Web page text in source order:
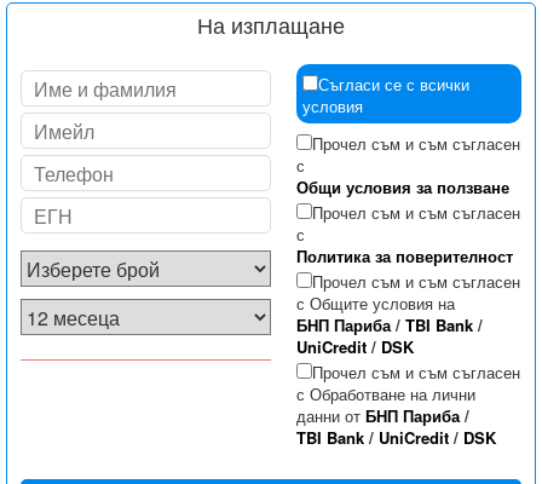
На изплащане
Съгласи се с всички
условия
Прочел съм и съм съгласен
с
Общи условия за ползване
Прочел съм и съм съгласен
с
Политика за поверителност
Прочел съм и съм съгласен
с Общите условия на
БНП Париба/ TBI Bank/
UniCredit/ DSK
Прочел съм и съм съгласен
с Обработване на лични
данни от БНП Париба/
TBI Bank/ UniCredit/ DSK